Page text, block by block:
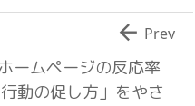
ームページの反応率
動の促し方」をやさ
 Prev